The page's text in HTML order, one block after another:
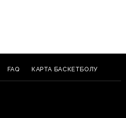
FAQ КАРТА БАСКЕТБОЛУ